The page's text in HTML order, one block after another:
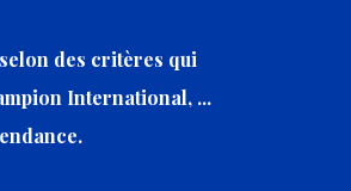
des critères qui
International, ...